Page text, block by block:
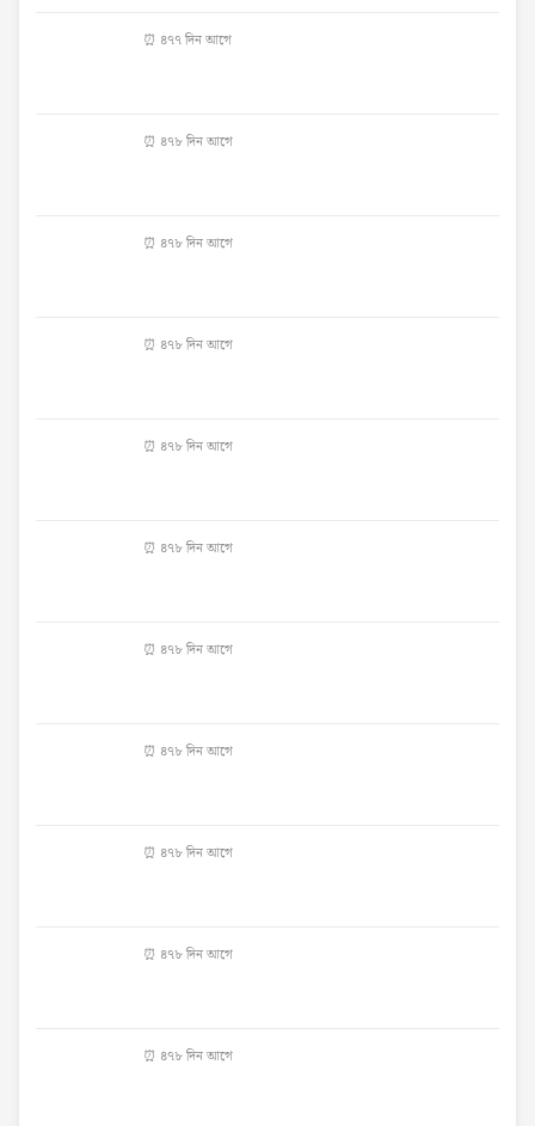
⏰ ৪৭৭ দিন আগে
⏰ ৪৭৮ দিন আগে
⏰ ৪৭৮ দিন আগে
⏰ ৪৭৮ দিন আগে
⏰ ৪৭৮ দিন আগে
⏰ ৪৭৮ দিন আগে
⏰ ৪৭৮ দিন আগে
⏰ ৪৭৮ দিন আগে
⏰ ৪৭৮ দিন আগে
⏰ ৪৭৮ দিন আগে
⏰ ৪৭৮ দিন আগে